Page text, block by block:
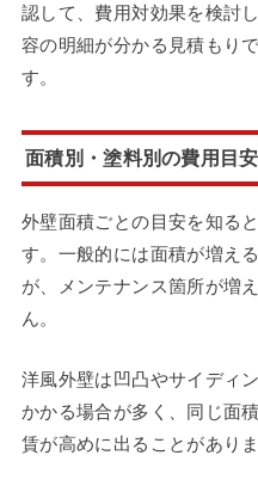
認して、費用対効果を検討
容の明細が分かる見積もり
す。
面積別・塗料別の費用目
外壁面積ごとの目安を知る
す。一般的には面積が増え
が、メンテナンス箇所が増
ん。
洋風外壁は凹凸やサイディ
かかる場合が多く、同じ面
賃が高めに出ることがありま